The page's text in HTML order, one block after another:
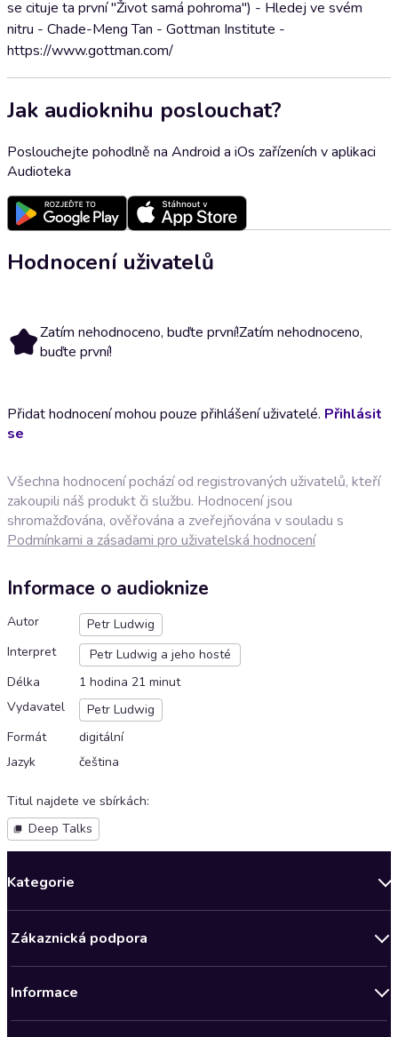
se cituje ta první "Život samá pohroma") - Hledej ve svém
nitru - Chade-Meng Tan - Gottman Institute -
https://www.gottman.com/
Jak audioknihu poslouchat?
Poslouchejte pohodlně na Android a iOs zařízeních v aplikaci
Audioteka
Hodnocení uživatelů
Zatím nehodnoceno, buďte první!Zatím nehodnoceno,
buďte první!
Přidat hodnocení mohou pouze přihlášení uživatelé. Přihlásit
se
Všechna hodnocení pochází od registrovaných uživatelů, kteří
zakoupili náš produkt či službu. Hodnocení jsou
shromažďována, ověřována a zveřejňována v souladu s
Podmínkami a zásadami pro uživatelská hodnocení
Informace o audioknize
Autor
Petr Ludwig
Interpret
Petr Ludwig a jeho hosté
Délka
1 hodina 21 minut
Vydavatel
Petr Ludwig
Formát
digitální
Jazyk
čeština
Titul najdete ve sbírkách:
Deep Talks
Kategorie
Bestsellery měsíce
Zákaznická podpora
Informace